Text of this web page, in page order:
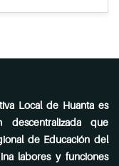
Local de Huanta es
descentralizada que
de Educación del
labores y funciones